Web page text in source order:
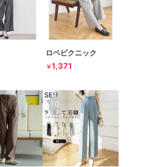
ロペピクニック
￥1,371